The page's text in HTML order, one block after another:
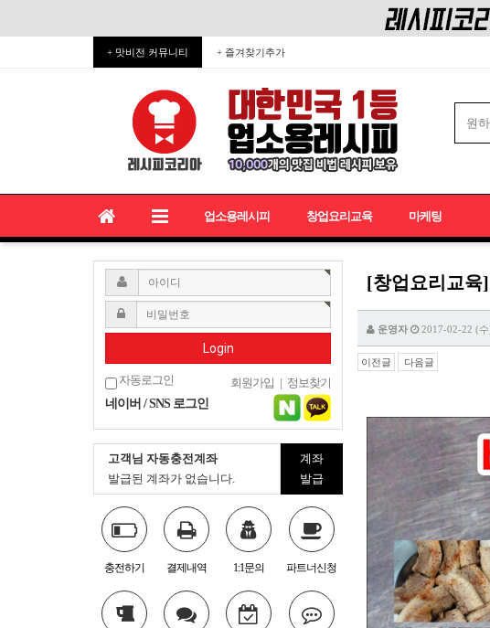
+ 맛비전 커뮤니티 + 즐겨찾기추가
업소용레시피 창업요리교육 마케팅
Login
자동로그인 회원가입 | 정보찾기
네이버 / SNS 로그인
고객님 자동충전계좌
발급된 계좌가 없습니다.
계좌
발급
충전하기 결제내역 1:1문의 파트너신청
[창업요리교육
운영자 2017-02-22 (
이전글 다음글